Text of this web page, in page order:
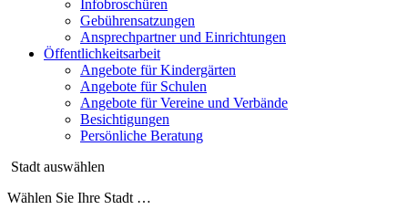
Infobroschüren
Gebührensatzungen
Ansprechpartner und Einrichtungen
Öffentlichkeitsarbeit
Angebote für Kindergärten
Angebote für Schulen
Angebote für Vereine und Verbände
Besichtigungen
Persönliche Beratung
Stadt auswählen
Wählen Sie Ihre Stadt …